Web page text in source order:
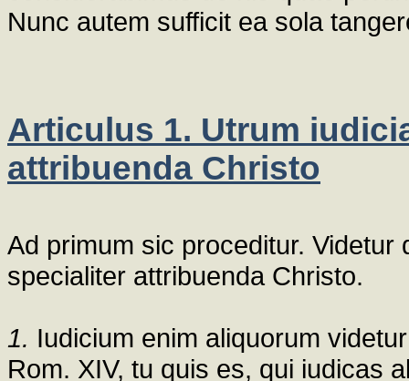
Nunc autem sufficit ea sola
Articulus 1. Utrum
attribuenda Christo
Ad primum sic proceditur.
specialiter attribuenda Christo.
1. Iudicium enim aliquorum
Rom. XIV, tu quis es, qui iudicas